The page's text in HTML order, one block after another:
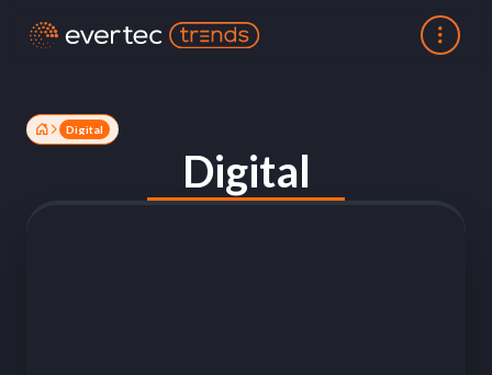
Digital
Digital